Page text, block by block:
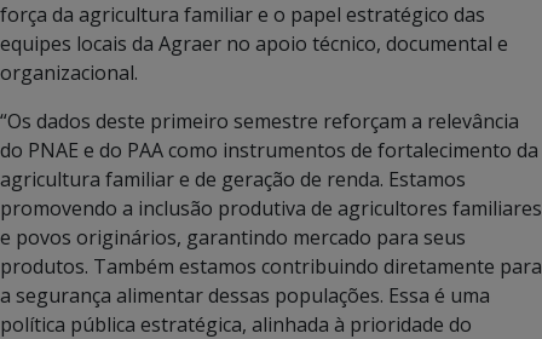
força da agricultura familiar e o papel estratégico das
equipes locais da Agraer no apoio técnico, documental e
organizacional.
“Os dados deste primeiro semestre reforçam a relevância
do PNAE e do PAA como instrumentos de fortalecimento da
agricultura familiar e de geração de renda. Estamos
promovendo a inclusão produtiva de agricultores familiares
e povos originários, garantindo mercado para seus
produtos. Também estamos contribuindo diretamente para
a segurança alimentar dessas populações. Essa é uma
política pública estratégica, alinhada à prioridade do